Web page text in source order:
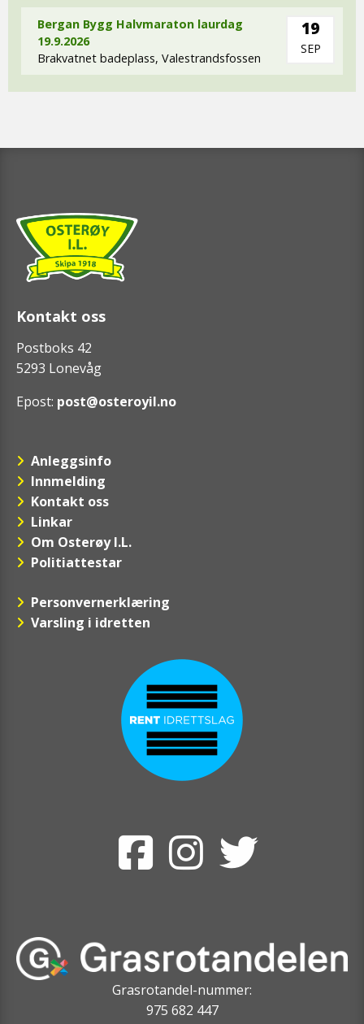
Bergan Bygg Halvmaraton laurdag
19.9.2026
Brakvatnet badeplass, Valestrandsfossen
19
SEP
Kontakt oss
Postboks 42
5293 Lonevåg
Epost: post@osteroyil.no
Anleggsinfo
Innmelding
Kontakt oss
Linkar
Om Osterøy I.L.
Politiattestar
Personvernerklæring
Varsling i idretten
Grasrotandel-nummer:
975 682 447